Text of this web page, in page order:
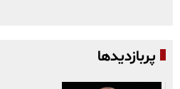
پربازدیدها